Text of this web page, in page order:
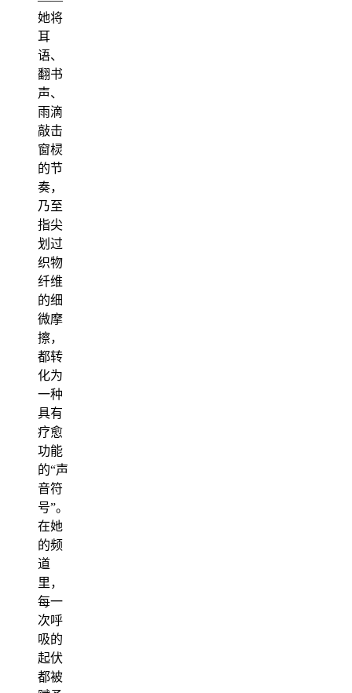
她将
耳
语、
翻书
声、
雨滴
敲击
窗棂
的节
奏，
乃至
指尖
划过
织物
纤维
的细
微摩
擦，
都转
化为
一种
具有
疗愈
功能
的“声
音符
号”。
在她
的频
道
里，
每一
次呼
吸的
起伏
都被